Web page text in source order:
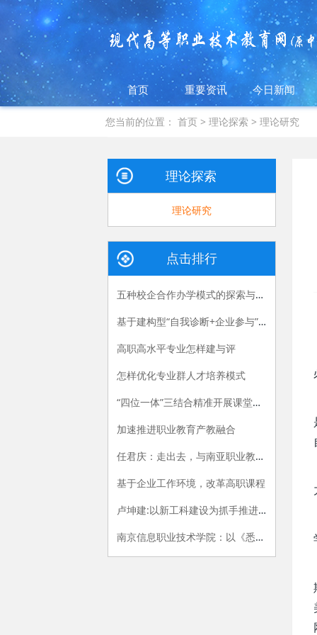
首页 重要资讯 今日新闻
您当前的位置：首页 >理论探索 >理论研究
理论探索
理论研究
点击排行
五种校企合作办学模式的探索与实践
基于建构型“自我诊断+企业参与”的专业评价指标体系构建研究
高职高水平专业怎样建与评
怎样优化专业群人才培养模式
“四位一体”三结合精准开展课堂教学评价的探索与实践
加速推进职业教育产教融合
任君庆：走出去，与南亚职业教育牵手
基于企业工作环境，改革高职课程
卢坤建:以新工科建设为抓手推进高职院校供给侧改革
南京信息职业技术学院：以《悉尼协议》为范式，开展专业内涵建设